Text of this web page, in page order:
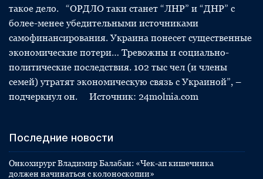
такое дело. “ОРДЛО таки станет “ЛНР” и “ДНР” с
более-менее убедительными источниками
самофинансирования. Украина понесет существенные
экономические потери… Тревожны и социально-
политические последствия. 102 тыс чел (и члены
семей) утратят экономическую связь с Украиной”, –
подчеркнул он. Источник: 24molnia.com
Последние новости
Онкохирург Владимир Балабан: «Чек-ап кишечника
должен начинаться с колоноскопии»